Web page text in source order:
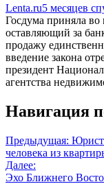
Lenta.ru5 месяцев
Госдума приняла во
оставляющий за
продажу
введение закона
президент
агентства
Навигация
Предыдущая: Юрист
человека из
Далее:
Эхо Ближнего